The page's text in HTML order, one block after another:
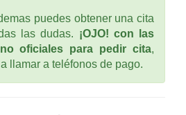
puedes obtener una cita
las dudas. ¡OJO! con las
oficiales para pedir cita,
llamar a teléfonos de pago.